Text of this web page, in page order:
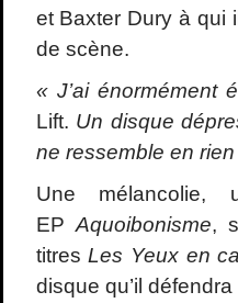
et Baxter Dury à qui
de scène.
« J’ai énormément
Lift. Un disque
ne ressemble en
Une mélancolie,
EP Aquoibonisme,
titresLes Yeux en
disque qu’il